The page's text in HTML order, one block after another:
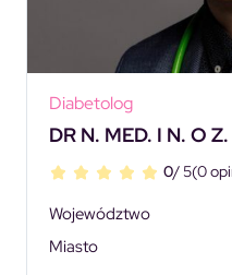
Diabetolog
DR N. MED. I N. O
0/ 5(0
Województwo
Miasto